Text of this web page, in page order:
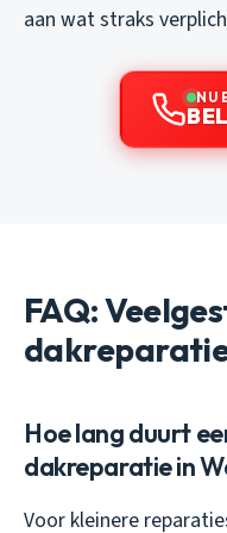
aan wat straks
NU
FAQ:
Hoe lang duurt
dakreparatie in
Voor kleinere